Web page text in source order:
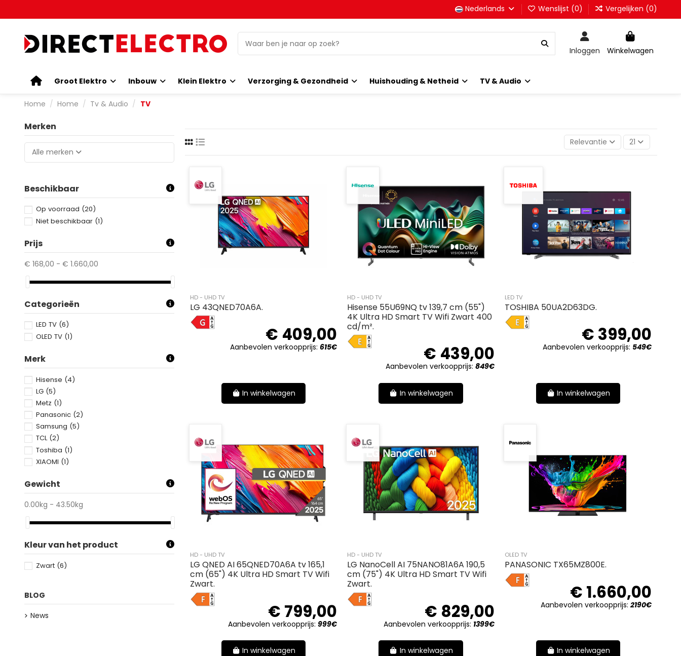
Nederlands Wenslijst (0) Vergelijken (0)
Inloggen Winkelwagen
Groot Elektro Inbouw Klein Elektro Verzorging & Gezondheid Huishouding & Netheid TV & Audio
Home Home Tv & Audio TV
Relevantie 21
HD - UHD TV
LG 43QNED70A6A.
G
€ 409,00
Aanbevolen verkoopprijs:615€
In winkelwagen
HD - UHD TV
Hisense 55U69NQ tv 139,7 cm (55")
4K Ultra HD Smart TV Wifi Zwart 400
cd/m².
E
€ 439,00
Aanbevolen verkoopprijs: 849€
In winkelwagen
LED TV
TOSHIBA 50UA2D63DG.
E
€ 399,00
Aanbevolen verkoopprijs: 549€
In winkelwagen
HD - UHD TV
LG QNED AI 65QNED70A6A tv 165,1
cm (65") 4K Ultra HD Smart TV Wifi
Zwart.
F
€ 799,00
Aanbevolen verkoopprijs:999€
In winkelwagen
HD - UHD TV
LG NanoCell AI 75NANO81A6A 190,5
cm (75") 4K Ultra HD Smart TV Wifi
Zwart.
F
€ 829,00
Aanbevolen verkoopprijs: 1399€
In winkelwagen
OLED TV
PANASONIC TX65MZ800E.
F
€ 1.660,00
Aanbevolen verkoopprijs:2190€
In winkelwagen
Merken
Alle merken
Beschikbaar
Op voorraad (20)
Niet beschikbaar (1)
Prijs
€ 168,00 - € 1.660,00
Categorieën
LED TV (6)
OLED TV (1)
Merk
Hisense (4)
LG (5)
Metz (1)
Panasonic (2)
Samsung (5)
TCL (2)
Toshiba (1)
XIAOMI (1)
Gewicht
0.00kg - 43.50kg
Kleur van het product
Zwart (6)
BLOG
News